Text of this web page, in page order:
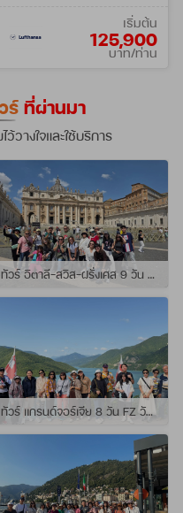
เริ่มต้น
125,900
บาท/ท่าน
ร์ ที่ผ่านมา
วางใจและใช้บริการ
ทัวร์ อิตาลี-สวิส-ฝรั่งเศส 9 วัน QR วันที่ 24 กรกฏาคม - 01 สิงหาคม 2569 เดินทางกับไกด์พี่เช
ทัวร์ แกรนด์จอร์เจีย 8 วัน FZ วันที่ 26 กรกฎาคม - 02 สิงหาคม 2569 เดินทางกับไกด์พี่โจ๊ก